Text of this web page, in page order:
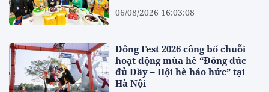
06/08/2026 16:03:08
Đông Fest 2026 công bố chuỗi
hoạt động mùa hè “Đông đúc
đủ Đầy – Hội hè háo hức” tại
Hà Nội